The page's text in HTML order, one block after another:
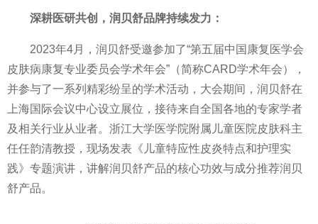
深耕医研共创，润贝舒品牌持续发力：
2023年4月，润贝舒受邀参加了“第五届中国康复医学会
皮肤病康复专业委员会学术年会”（简称CARD学术年会），
并参与了一系列精彩纷呈的学术活动，大会期间，润贝舒在
上海国际会议中心设立展位，接待来自全国各地的专家学者
及相关行业从业者。浙江大学医学院附属儿童医院皮肤科主
任任韵清教授，现场发表《儿童特应性皮炎特点和护理实
践》专题演讲，讲解润贝舒产品的核心功效与成分推荐润贝
舒产品。